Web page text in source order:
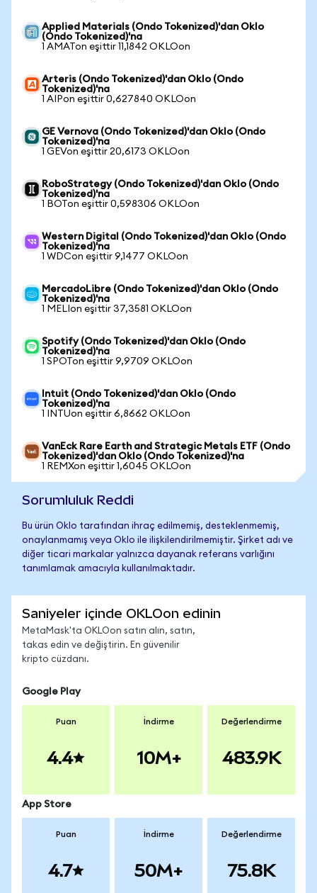
Applied Materials (Ondo Tokenized)'dan Oklo
(Ondo Tokenized)'na
1 AMATon eşittir 11,1842 OKLOon
Arteris (Ondo Tokenized)'dan Oklo (Ondo
Tokenized)'na
1 AIPon eşittir 0,627840 OKLOon
GE Vernova (Ondo Tokenized)'dan Oklo (Ondo
Tokenized)'na
1 GEVon eşittir 20,6173 OKLOon
RoboStrategy (Ondo Tokenized)'dan Oklo (Ondo
Tokenized)'na
1 BOTon eşittir 0,598306 OKLOon
Western Digital (Ondo Tokenized)'dan Oklo (Ondo
Tokenized)'na
1 WDCon eşittir 9,1477 OKLOon
MercadoLibre (Ondo Tokenized)'dan Oklo (Ondo
Tokenized)'na
1 MELIon eşittir 37,3581 OKLOon
Spotify (Ondo Tokenized)'dan Oklo (Ondo
Tokenized)'na
1 SPOTon eşittir 9,9709 OKLOon
Intuit (Ondo Tokenized)'dan Oklo (Ondo
Tokenized)'na
1 INTUon eşittir 6,8662 OKLOon
VanEck Rare Earth and Strategic Metals ETF (Ondo
Tokenized)'dan Oklo (Ondo Tokenized)'na
1 REMXon eşittir 1,6045 OKLOon
Sorumluluk Reddi
Bu ürün Oklo tarafından ihraç edilmemiş, desteklenmemiş,
onaylanmamış veya Oklo ile ilişkilendirilmemiştir. Şirket adı ve
diğer ticari markalar yalnızca dayanak referans varlığını
tanımlamak amacıyla kullanılmaktadır.
Saniyeler içinde OKLOon edinin
MetaMask'ta OKLOon satın alın, satın,
takas edin ve değiştirin. En güvenilir
kripto cüzdanı.
Google Play
Puan
4.4
İndirme
10M+
Değerlendirme
483.9K
App Store
Puan
4.7
İndirme
50M+
Değerlendirme
75.8K